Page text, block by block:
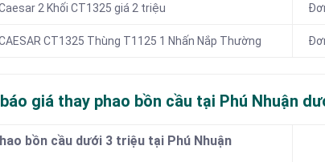
2 Khối CT1325 giá 2 triệu
CT1325 Thùng T1125 1 Nhấn Nắp Thường
giá thay phao bồn cầu tại Phú Nhuận
bồn cầu dưới 3 triệu tại Phú Nhuận